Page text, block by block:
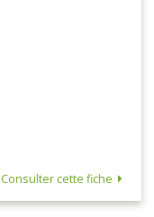
Consulter cette fiche